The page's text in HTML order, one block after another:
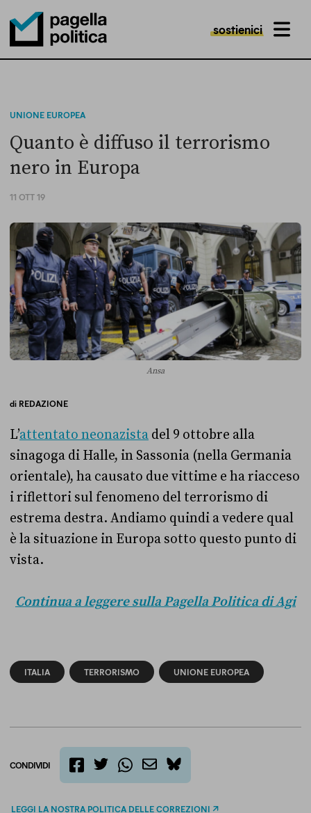
Pagella Politica Logo
sostienici MENU
UNIONE EUROPEA
Quanto è diffuso il terrorismo
nero in Europa
11 OTT 19
Ansa
di REDAZIONE
L’attentato neonazista del 9 ottobre alla
sinagoga di Halle, in Sassonia (nella Germania
orientale), ha causato due vittime e ha riacceso
i riflettori sul fenomeno del terrorismo di
estrema destra. Andiamo quindi a vedere qual
è la situazione in Europa sotto questo punto di
vista.
Continua a leggere sulla Pagella Politica di Agi
ITALIA TERRORISMO UNIONE EUROPEA
CONDIVIDI
bluesky
LEGGI LA NOSTRA POLITICA DELLE CORREZIONI